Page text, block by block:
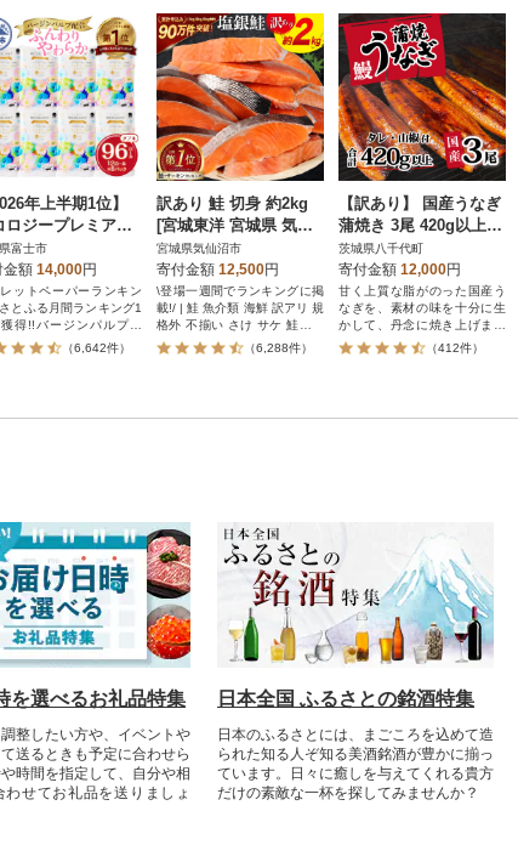
年上半期1位】
ロジープレミアム
レットペーパー ダ
96ロール 日用品
富士市
金額 14,000円
レットペーパーランキン
とふる月間ランキング1
得!!バージンパルプ配
らかく使い心地の良さ
（6,642件）
訳あり 鮭 切身 約2kg
[宮城東洋 宮城県 気仙
沼市 20564991] サーモ
ン
宮城県気仙沼市
寄付金額 12,500円
\登場一週間でランキングに掲
載!/ | 鮭 魚介類 海鮮 訳アリ 規
格外 不揃い さけ サケ 鮭切身
シャケ 切り身 冷凍 家庭用 お
（6,288件）
【訳あり】 国産うなぎ
蒲焼き 3尾 420g以上
大きさ不揃い タレ・山
椒付き
茨城県八千代町
寄付金額 12,000円
甘く上質な脂がのった国産う
なぎを、素材の味を十分に生
かして、丹念に焼き上げまし
た。タレにもこだわり、八千
（412件）
を選べるお礼品特集
整したい方や、イベントや
送るときも予定に合わせら
時間を指定して、自分や相
わせてお礼品を送りましょ
日本全国 ふるさとの銘酒特集
日本のふるさとには、まごころを込めて造
られた知る人ぞ知る美酒銘酒が豊かに揃っ
ています。日々に癒しを与えてくれる貴方
だけの素敵な一杯を探してみませんか？